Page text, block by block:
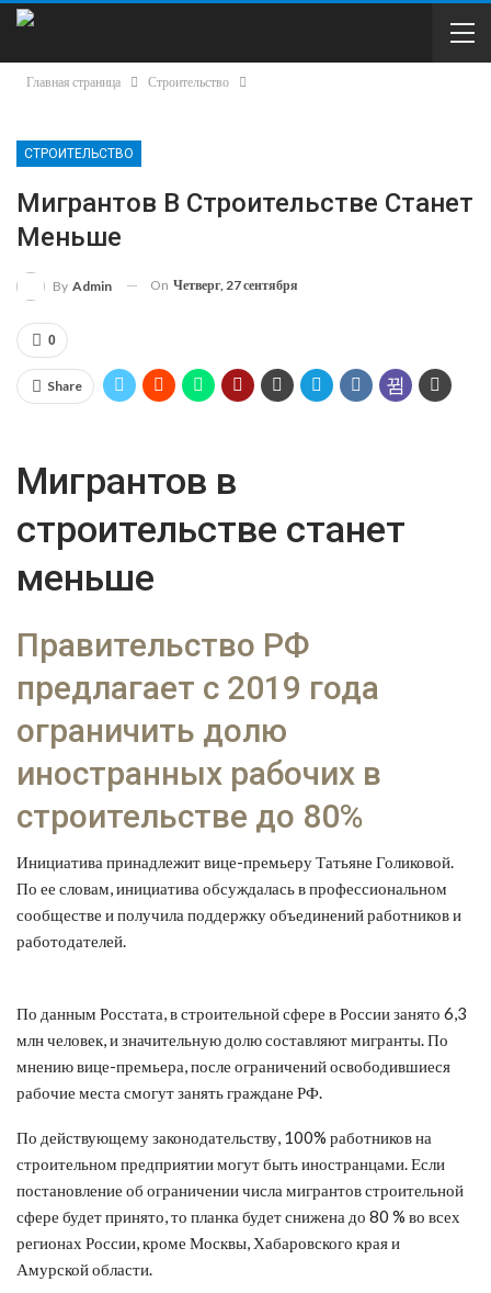
Главная страница Строительство
СТРОИТЕЛЬСТВО
Мигрантов В Строительстве Станет
Меньше
By Admin On Четверг, 27 сентября
0
Share
Мигрантов в
строительстве станет
меньше
Правительство РФ
предлагает с 2019 года
ограничить долю
иностранных рабочих в
строительстве до 80%
Инициатива принадлежит вице-премьеру Татьяне Голиковой.
По ее словам, инициатива обсуждалась в профессиональном
сообществе и получила поддержку объединений работников и
работодателей.
По данным Росстата, в строительной сфере в России занято 6,3
млн человек, и значительную долю составляют мигранты. По
мнению вице-премьера, после ограничений освободившиеся
рабочие места смогут занять граждане РФ.
По действующему законодательству, 100% работников на
строительном предприятии могут быть иностранцами. Если
постановление об ограничении числа мигрантов строительной
сфере будет принято, то планка будет снижена до 80 % во всех
регионах России, кроме Москвы, Хабаровского края и
Амурской области.